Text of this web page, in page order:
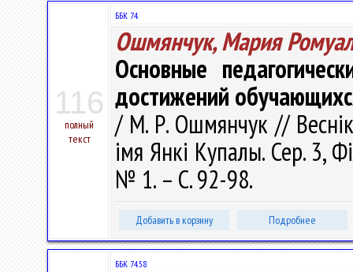
116
полный
текст
ББК 74.
Ошмянчук, Мария
Основные
достижений
/ М. Р. Ошмянчук // Веснік
імя Янкі Купалы. Сер. 3,
№ 1. – С. 92-98.
Добавить в корзину Подробнее
ББК 74.58